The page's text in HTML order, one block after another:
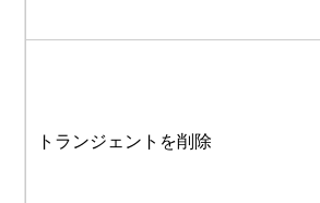
トランジェントを削除